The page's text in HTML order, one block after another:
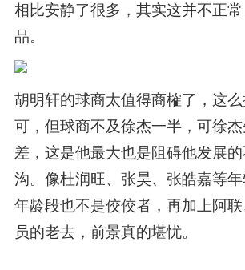
相比安静了很多，其实这并不正
品。
胡明轩的球商太值得商榷了，这
可，但球商不及徐杰一半，可徐
差，这是他最大也是阻碍他发展
沟。像杜润旺、张昊、张皓嘉等
年龄段也不是佼佼者，再加上阿
员的老去，前景真的堪忧。